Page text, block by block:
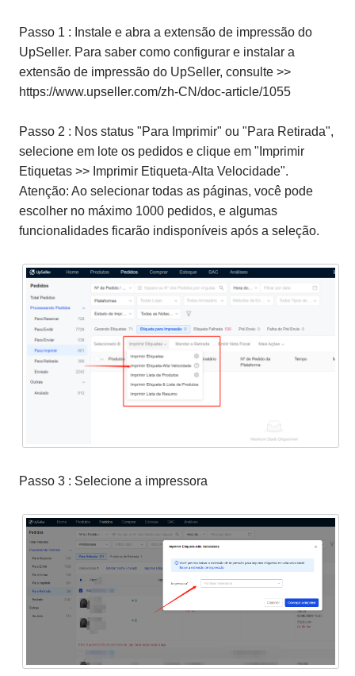
Passo 1 : Instale e abra a extensão de impressão do
UpSeller. Para saber como configurar e instalar a
extensão de impressão do UpSeller, consulte >>
https://www.upseller.com/zh-CN/doc-article/1055
Passo 2 : Nos status "Para Imprimir" ou "Para Retirada",
selecione em lote os pedidos e clique em "Imprimir
Etiquetas >> Imprimir Etiqueta-Alta Velocidade".
Atenção: Ao selecionar todas as páginas, você pode
escolher no máximo 1000 pedidos, e algumas
funcionalidades ficarão indisponíveis após a seleção.
Passo 3 : Selecione a impressora